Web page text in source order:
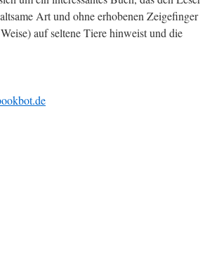
Art und ohne erhobenen Zeigefinger
auf seltene Tiere hinweist und die